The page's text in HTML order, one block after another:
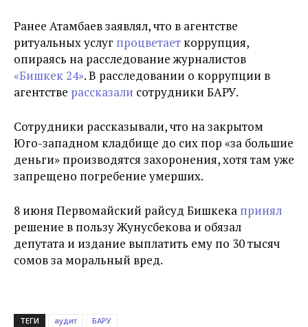
Ранее Атамбаев заявлял, что в агентстве
ритуальных услуг процветает коррупция,
опираясь на расследование журналистов
«Бишкек 24». В расследовании о коррупции в
агентстве рассказали сотрудники БАРУ.
Сотрудники рассказывали, что на закрытом
Юго-западном кладбище до сих пор «за большие
деньги» производятся захоронения, хотя там уже
запрещено погребение умерших.
8 июня Первомайский райсуд Бишкека принял
решение в пользу Жунусбекова и обязал
депутата и издание выплатить ему по 30 тысяч
сомов за моральный вред.
ТЕГИ аудит
БАРУ